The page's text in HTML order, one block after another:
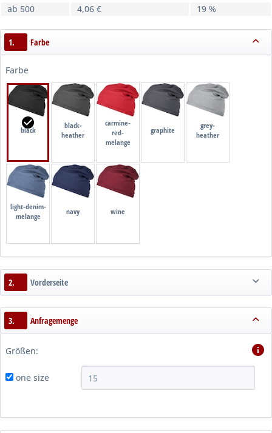
ab 500
4,06 € 19 %
1. Farbe
Farbe
black
black-
heather
carmine-
red-
melange
graphite
grey-
heather
light-denim-
melange
navy wine
2. Vorderseite
3. Anfragemenge
Größen:
one size